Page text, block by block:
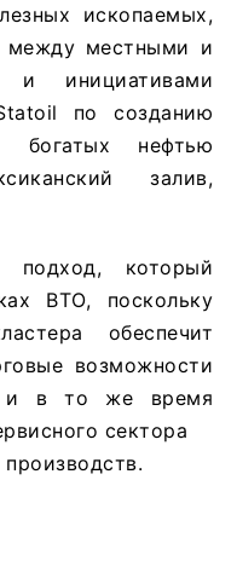
ископаемых,
между местными и
и инициативами
по созданию
богатых нефтью
залив,
подход, который
ВТО, поскольку
обеспечит
возможности
и в то же время
сектора